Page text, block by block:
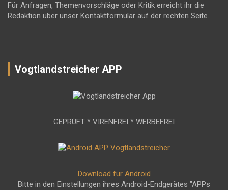
Für Anfragen, Themenvorschläge oder Kritik erreicht ihr die
Redaktion über unser Kontaktformular auf der rechten Seite.
Vogtlandstreicher APP
GEPRÜFT * VIRENFREI * WERBEFREI
Download für Android
Bitte in den Einstellungen ihres Android-Endgerätes "APPs